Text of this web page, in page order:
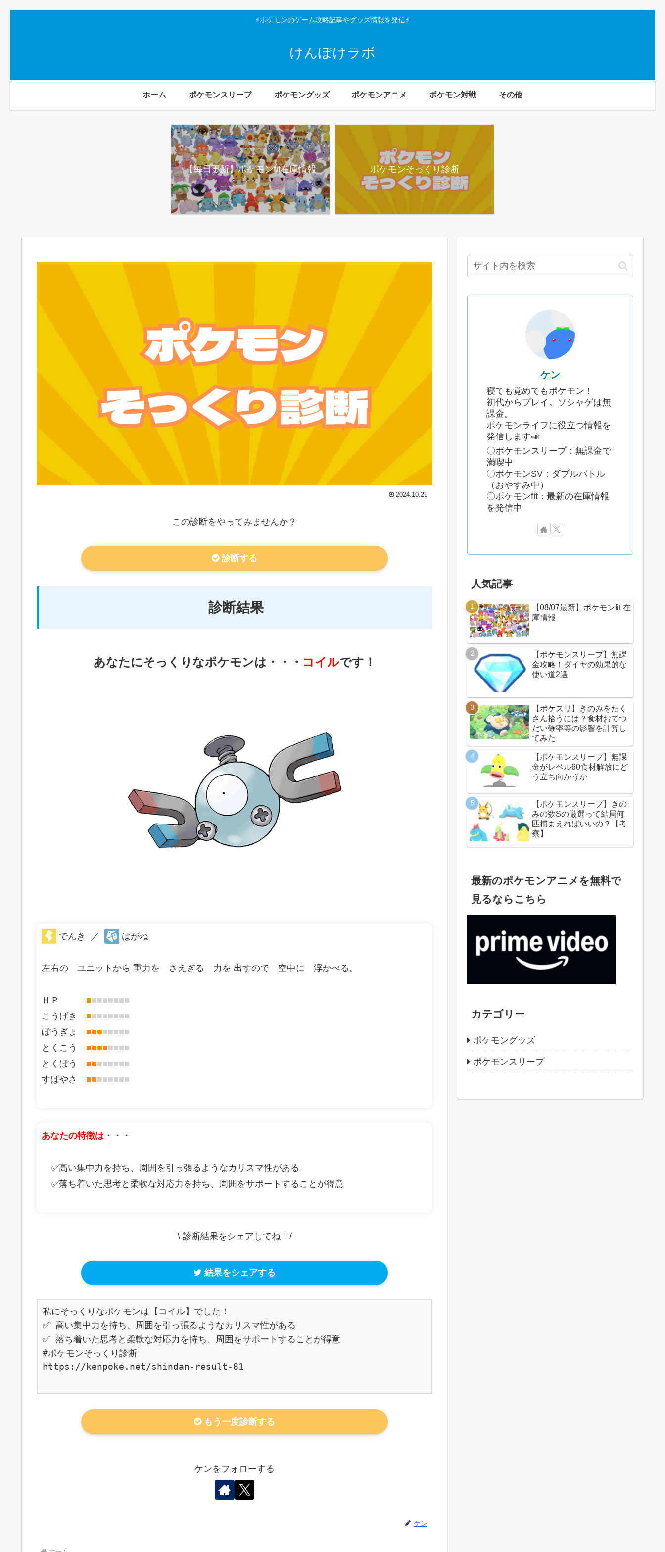
⚡ポケモンのゲーム攻略記事やグッズ情報を発信⚡
けんぽけラボ
ホーム ポケモンスリープ ポケモングッズ ポケモンアニメ ポケモン対戦 その他
【毎日更新】ポケモンfit在庫情報 ポケモンそっくり診断
2024.10.25
この診断をやってみませんか？
診断する
診断結果
あなたにそっくりなポケモンは・・・ コイルです！
でんき ／ はがね
左右の ユニットから 重力を さえぎる 力を 出すので 空中に 浮かべる。
ＨＰ ■■■■■■■■
こうげき ■■■■■■■■
ぼうぎょ ■■■■■■■■
とくこう ■■■■■■■■
とくぼう ■■■■■■■■
すばやさ ■■■■■■■■
あなたの特徴は・・・
✅高い集中力を持ち、周囲を引っ張るようなカリスマ性がある
✅落ち着いた思考と柔軟な対応力を持ち、周囲をサポートすることが得意
\ 診断結果をシェアしてね！/
結果をシェアする
私にそっくりなポケモンは【コイル】でした！
✅ 高い集中力を持ち、周囲を引っ張るようなカリスマ性がある
✅ 落ち着いた思考と柔軟な対応力を持ち、周囲をサポートすることが得意
#ポケモンそっくり診断
https://kenpoke.net/shindan-result-81
もう一度診断する
ケンをフォローする
ケン
ケン
寝ても覚めてもポケモン！
初代からプレイ。ソシャゲは無
課金。
ポケモンライフに役立つ情報を
発信します📣
〇ポケモンスリープ：無課金で
満喫中
〇ポケモンSV：ダブルバトル
（おやすみ中）
〇ポケモンfit：最新の在庫情報
を発信中
人気記事
【08/07最新】ポケモンfit 在
庫情報
【ポケモンスリープ】無課
金攻略！ダイヤの効果的な
使い道2選
【ポケスリ】きのみをたく
さん拾うには？食材おてつ
だい確率等の影響を計算し
てみた
【ポケモンスリープ】無課
金がレベル60食材解放にど
う立ち向かうか
【ポケモンスリープ】きの
みの数Sの厳選って結局何
匹捕まえればいいの？【考
察】
最新のポケモンアニメを無料で
見るならこちら
カテゴリー
ポケモングッズ
ポケモンスリープ